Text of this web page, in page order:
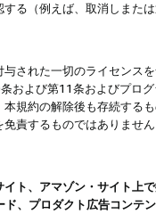
る（例えば、取消しまた
された一切のライセンス
および第11条およびプロ
規約の解除後も存続する
責するものではありませ
ト、アマゾン・サイト上
プロダクト広告コンテ